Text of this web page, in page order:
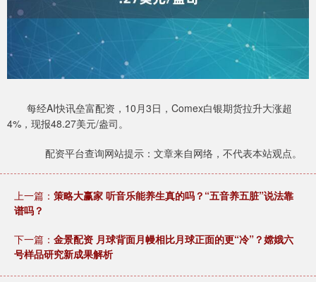
每经AI快讯垒富配资，10月3日，Comex白银期货拉升大涨超
4%，现报48.27美元/盎司。
配资平台查询网站提示：文章来自网络，不代表本站观点。
上一篇： 策略大赢家 听音乐能养生真的吗？“五音养五脏”说法靠
谱吗？
下一篇： 金景配资 月球背面月幔相比月球正面的更“冷”？嫦娥六
号样品研究新成果解析